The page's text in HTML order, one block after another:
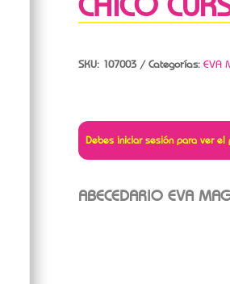
SKU: 107003 Categorías: EVA
Debes iniciar sesión para ver el
ABECEDARIO EVA